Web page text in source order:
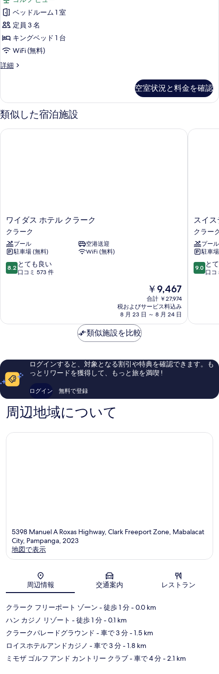
べ
て
の
写
真
を
示
す
る
ン
グ
ベ
ッ
ド
ゴ
ル
フ
て
の
写
真
を
る
イ
ト
キ
ン
グ
ベ
台
ゴ
ル
ビ
ゼ
ク
テ
ィ
ブ
ス
ー
ト
キ
ン
ゴ
ル
フ
ビ
ュ
べ
写
真
を
表
示
る
ベッドルーム 1 室
定員 3 名
キングベッド 1 台
WiFi (無料)
詳細
エ
テ
ィ
ブ
イ
空室状況と料金を確認
類似した宿泊施設
ワ
イ
ダ
ス
ホ
テ
ル
ラ
ワイダス ホテル クラーク
クラーク
プール
空港送迎
駐車場 (無料)
WiFi (無料)
10
段
も
コ
573
件
の
口
ミ
8.2 とても良い
口コミ 573 件
現
在
の
料
金
￥9,467
合計 ￥27,974
税およびサービス料込み
8 月 23 日 ～ 8 月 24 日
ワイダス ホテル クラーク
ス
イ
ス
テ
ル
ク
ラ
ピ
ク
ラ
スイ
クラー
プール
駐車
10
段
も
し
い、
の
9.0 と
口コ
スイス
類似施設を比較
ログインすると、対象となる割引や特典を確認できます。も
っとリワードを獲得して、もっと旅を満喫 !
ログイン 無料で登録
周辺地域について
5398 Manuel A Roxas Highway, Clark Freeport Zone, Mabalacat
City, Pampanga, 2023
地図で表示
周辺情報 交通案内 レストラン
クラーク フリーポート ゾーン - 徒歩 1 分- 0.0 km
ハン カジノ リゾート - 徒歩 1 分- 0.1 km
クラークパレードグラウンド - 車で 3 分- 1.5 km
ロイスホテルアンドカジノ - 車で 3 分- 1.8 km
ミモザ ゴルフ アンド カントリー クラブ- 車で 4 分- 2.1 km